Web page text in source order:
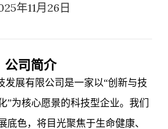
年11月26日
公司简介
发展有限公司是一家以“创新与技
”为核心愿景的科技型企业。我们
底色，将目光聚焦于生命健康、